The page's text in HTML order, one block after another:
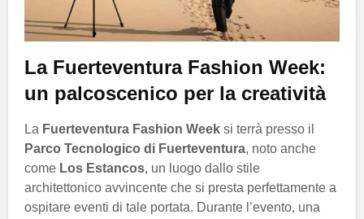
La Fuerteventura Fashion Week:
un palcoscenico per la creatività
La Fuerteventura Fashion Week si terrà presso il
Parco Tecnologico di Fuerteventura, noto anche
come Los Estancos, un luogo dallo stile
architettonico avvincente che si presta perfettamente a
ospitare eventi di tale portata. Durante l’evento, una